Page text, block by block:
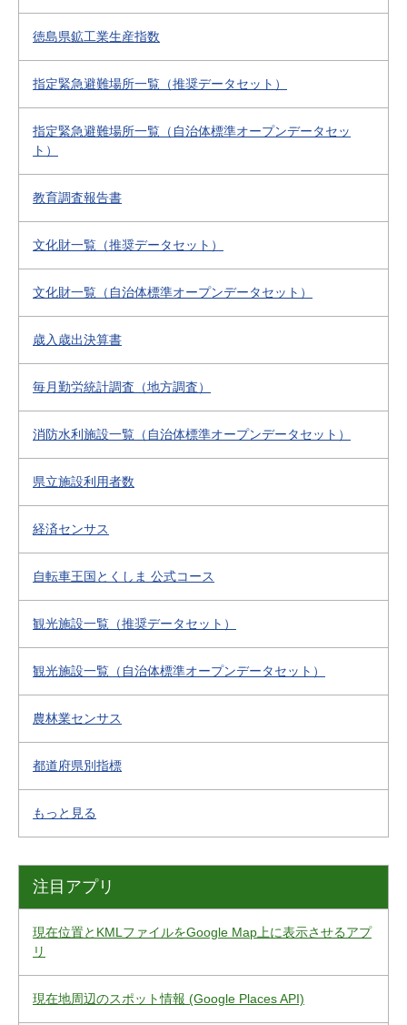
徳島県鉱工業生産指数
指定緊急避難場所一覧（推奨データセット）
指定緊急避難場所一覧（自治体標準オープンデータセッ
ト）
教育調査報告書
文化財一覧（推奨データセット）
文化財一覧（自治体標準オープンデータセット）
歳入歳出決算書
毎月勤労統計調査（地方調査）
消防水利施設一覧（自治体標準オープンデータセット）
県立施設利用者数
経済センサス
自転車王国とくしま 公式コース
観光施設一覧（推奨データセット）
観光施設一覧（自治体標準オープンデータセット）
農林業センサス
都道府県別指標
もっと見る
注目アプリ
現在位置とKMLファイルをGoogle Map上に表示させるアプ
リ
現在地周辺のスポット情報 (Google Places API)